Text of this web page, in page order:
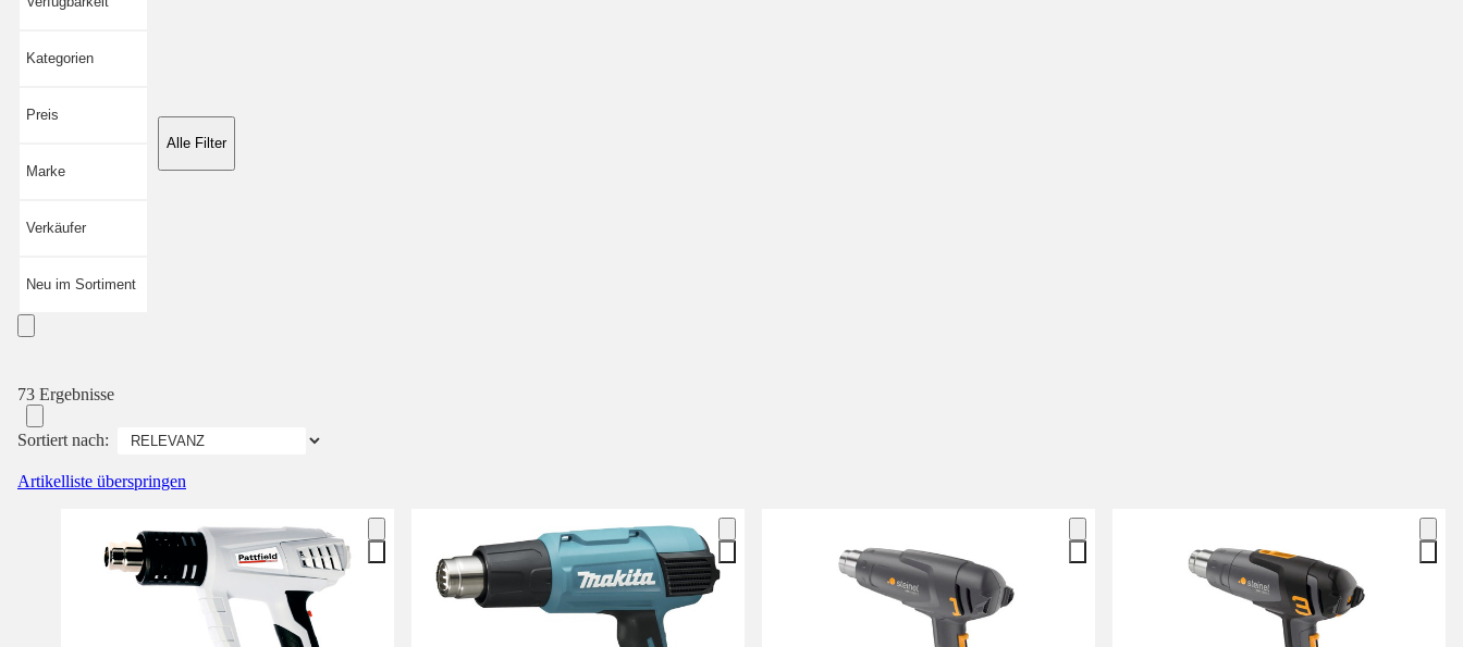
Kategorien
Preis
Marke
Verkäufer
Neu im Sortiment
Alle Filter
73 Ergebnisse
Sortiert nach:
Artikelliste überspringen